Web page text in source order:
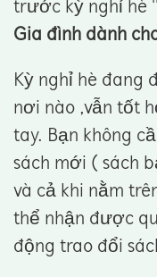
trước kỳ nghỉ hè
Gia đình dành
Kỳ nghỉ hè đang
nơi nào ,vẫn tốt
tay. Bạn không
sách mới ( sách
và cả khi nằm
thể nhận được
động trao đổi